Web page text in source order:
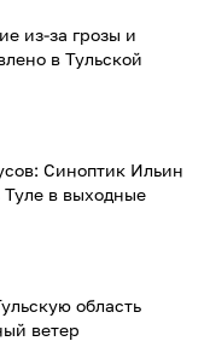
из-за грозы и
в Тульской
Синоптик Ильин
Туле в выходные
область
ветер